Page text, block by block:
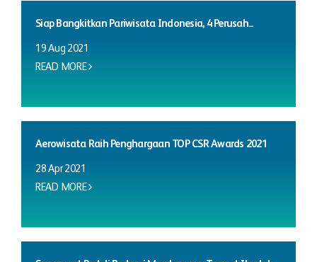
Siap Bangkitkan Pariwisata Indonesia, 4 Perusah...
19 Aug 2021
READ MORE
Aerowisata Raih Penghargaan TOP CSR Awards 2021
28 Apr 2021
READ MORE